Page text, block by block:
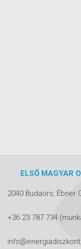
ELSŐ MAGYAR
2040 Budaörs, Ébner
+36 23 787 734